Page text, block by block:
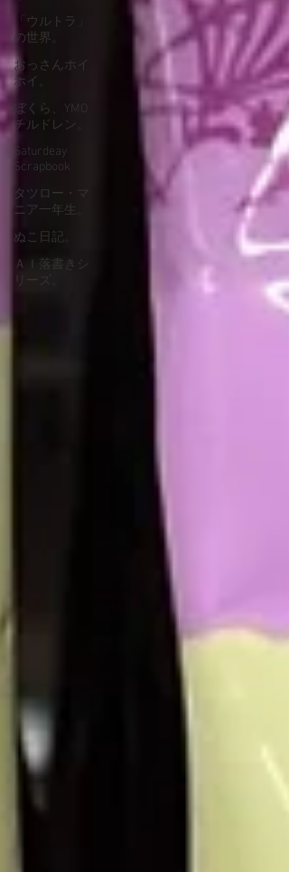
「ウルトラ」
の世界。
おっさんホイ
ホイ。
ぼくら、YMO
チルドレン。
Saturdeay
Scrapbook
タツロー・マ
ニア一年生。
ぬこ日記。
ＡＩ落書きシ
リーズ。